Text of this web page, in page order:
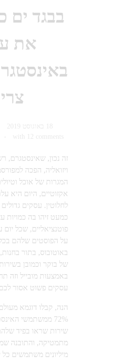
בבגד ים
את
18 באוגוסט 2019
with
12 comments
זה נכון, שאינסטגרם,
ויזואליה, הפכה
המגרות של אוכל
אקזוטיים, היום היא
לחלוטין. עסקים
כמעט זיהו בה כמויות
פוטנציאליים, שכל
על הפוסטים שלהם
באוטובוס, בתור
של בוקר וכמובן
באמצעות מובייל וזה
עסקים פשוט אסור לכם
הנה, קבלו דוגמא
72% ממשתמשי
שירות שראו בפיד
מתמטיקה, והתובנה
מיליונים משתמשים